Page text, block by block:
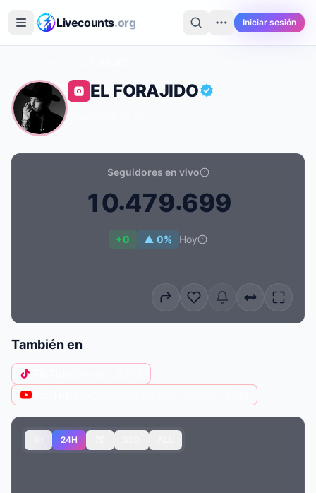
Livecounts.org Iniciar sesión
EL FORAJIDO
Seguidores en vivo
10.479.699
+0 ▲ 0% Hoy
También en
24H